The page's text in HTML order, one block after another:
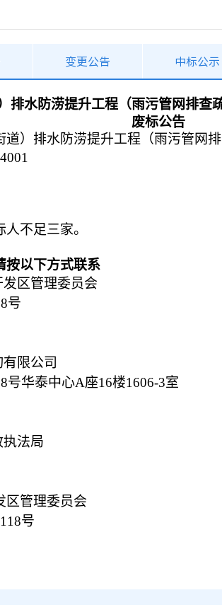
变更公告 中标公示
排水防涝提升工程（雨污管网排查
废标公告
道）排水防涝提升工程（雨污管网
不足三家。
按以下方式联系
区管理委员会
号
限公司
号华泰中心A座16楼1606-3室
法局
区管理委员会
号